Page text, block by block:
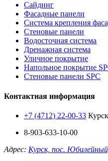
Сайдинг
Фасадные панели
Система крепления
Стеновые панели
Водосточная система
Дренажная система
Уличное покрытие
Напольное покрытие
Стеновые панели SPC
Контактная информация
+7 (4712) 22-00-33 Курск
8-903-633-10-00
Адрес: Курск, пос.